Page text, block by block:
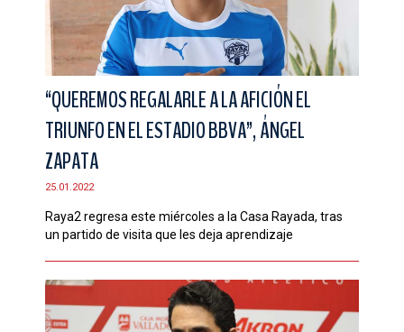
“QUEREMOS REGALARLE A LA AFICIÓN EL
TRIUNFO EN EL ESTADIO BBVA”, ÁNGEL
ZAPATA
25.01.2022
Raya2 regresa este miércoles a la Casa Rayada, tras
un partido de visita que les deja aprendizaje